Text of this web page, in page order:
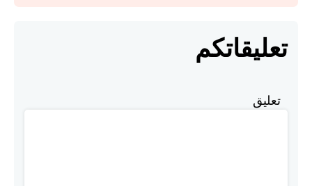
تعليقاتكم
تعليق